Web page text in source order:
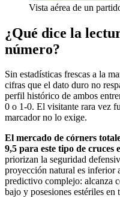
Vista aérea de un
¿Qué dice la
número?
Sin estadísticas frescas a la
cifras que el dato duro no
perfil histórico de ambos
0 o 1-0. El visitante rara vez
marcador no lo exige.
El mercado de córners
9,5 para este tipo de cruces
priorizan la seguridad
proyección natural es inferior
predictivo complejo: alcanza
bajo y posesiones estériles en